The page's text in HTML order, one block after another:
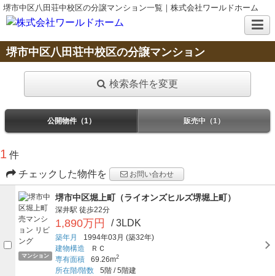
堺市中区八田荘中校区の分譲マンション一覧｜株式会社ワールドホーム
堺市中区八田荘中校区の分譲マンション
検索条件を変更
公開物件（1） 販売中（1）
1 件
チェックした物件を
お問い合わせ
マンション
堺市中区堀上町（ライオンズヒルズ堺堀上町）
深井駅 徒歩22分
1,890万円 / 3LDK
築年月 1994年03月 (築32年)
建物構造
ＲＣ
専有面積
69.26m2
所在階/階数 5階 /5階建